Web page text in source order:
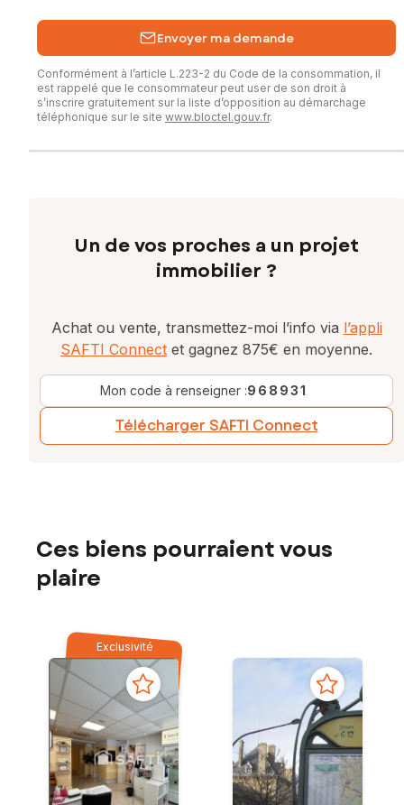
Envoyer ma demande
Conformément à l’article L.223-2 du Code de la consommation, il
est rappelé que le consommateur peut user de son droit à
s’inscrire gratuitement sur la liste d’opposition au démarchage
téléphonique sur le site www.bloctel.gouv.fr.
Un de vos proches a un projet
immobilier ?
Achat ou vente, transmettez-moi l’info via l’appli
SAFTI Connect et gagnez 875€ en moyenne.
Mon code à renseigner :968931
Télécharger SAFTI Connect
Ces biens pourraient vous
plaire
Exclusivité